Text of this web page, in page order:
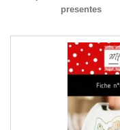
presentes